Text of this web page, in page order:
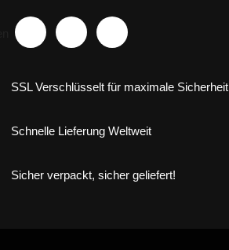
SSL Verschlüsselt für maximale Sicherheit
Schnelle Lieferung Weltweit
Sicher verpackt, sicher geliefert!